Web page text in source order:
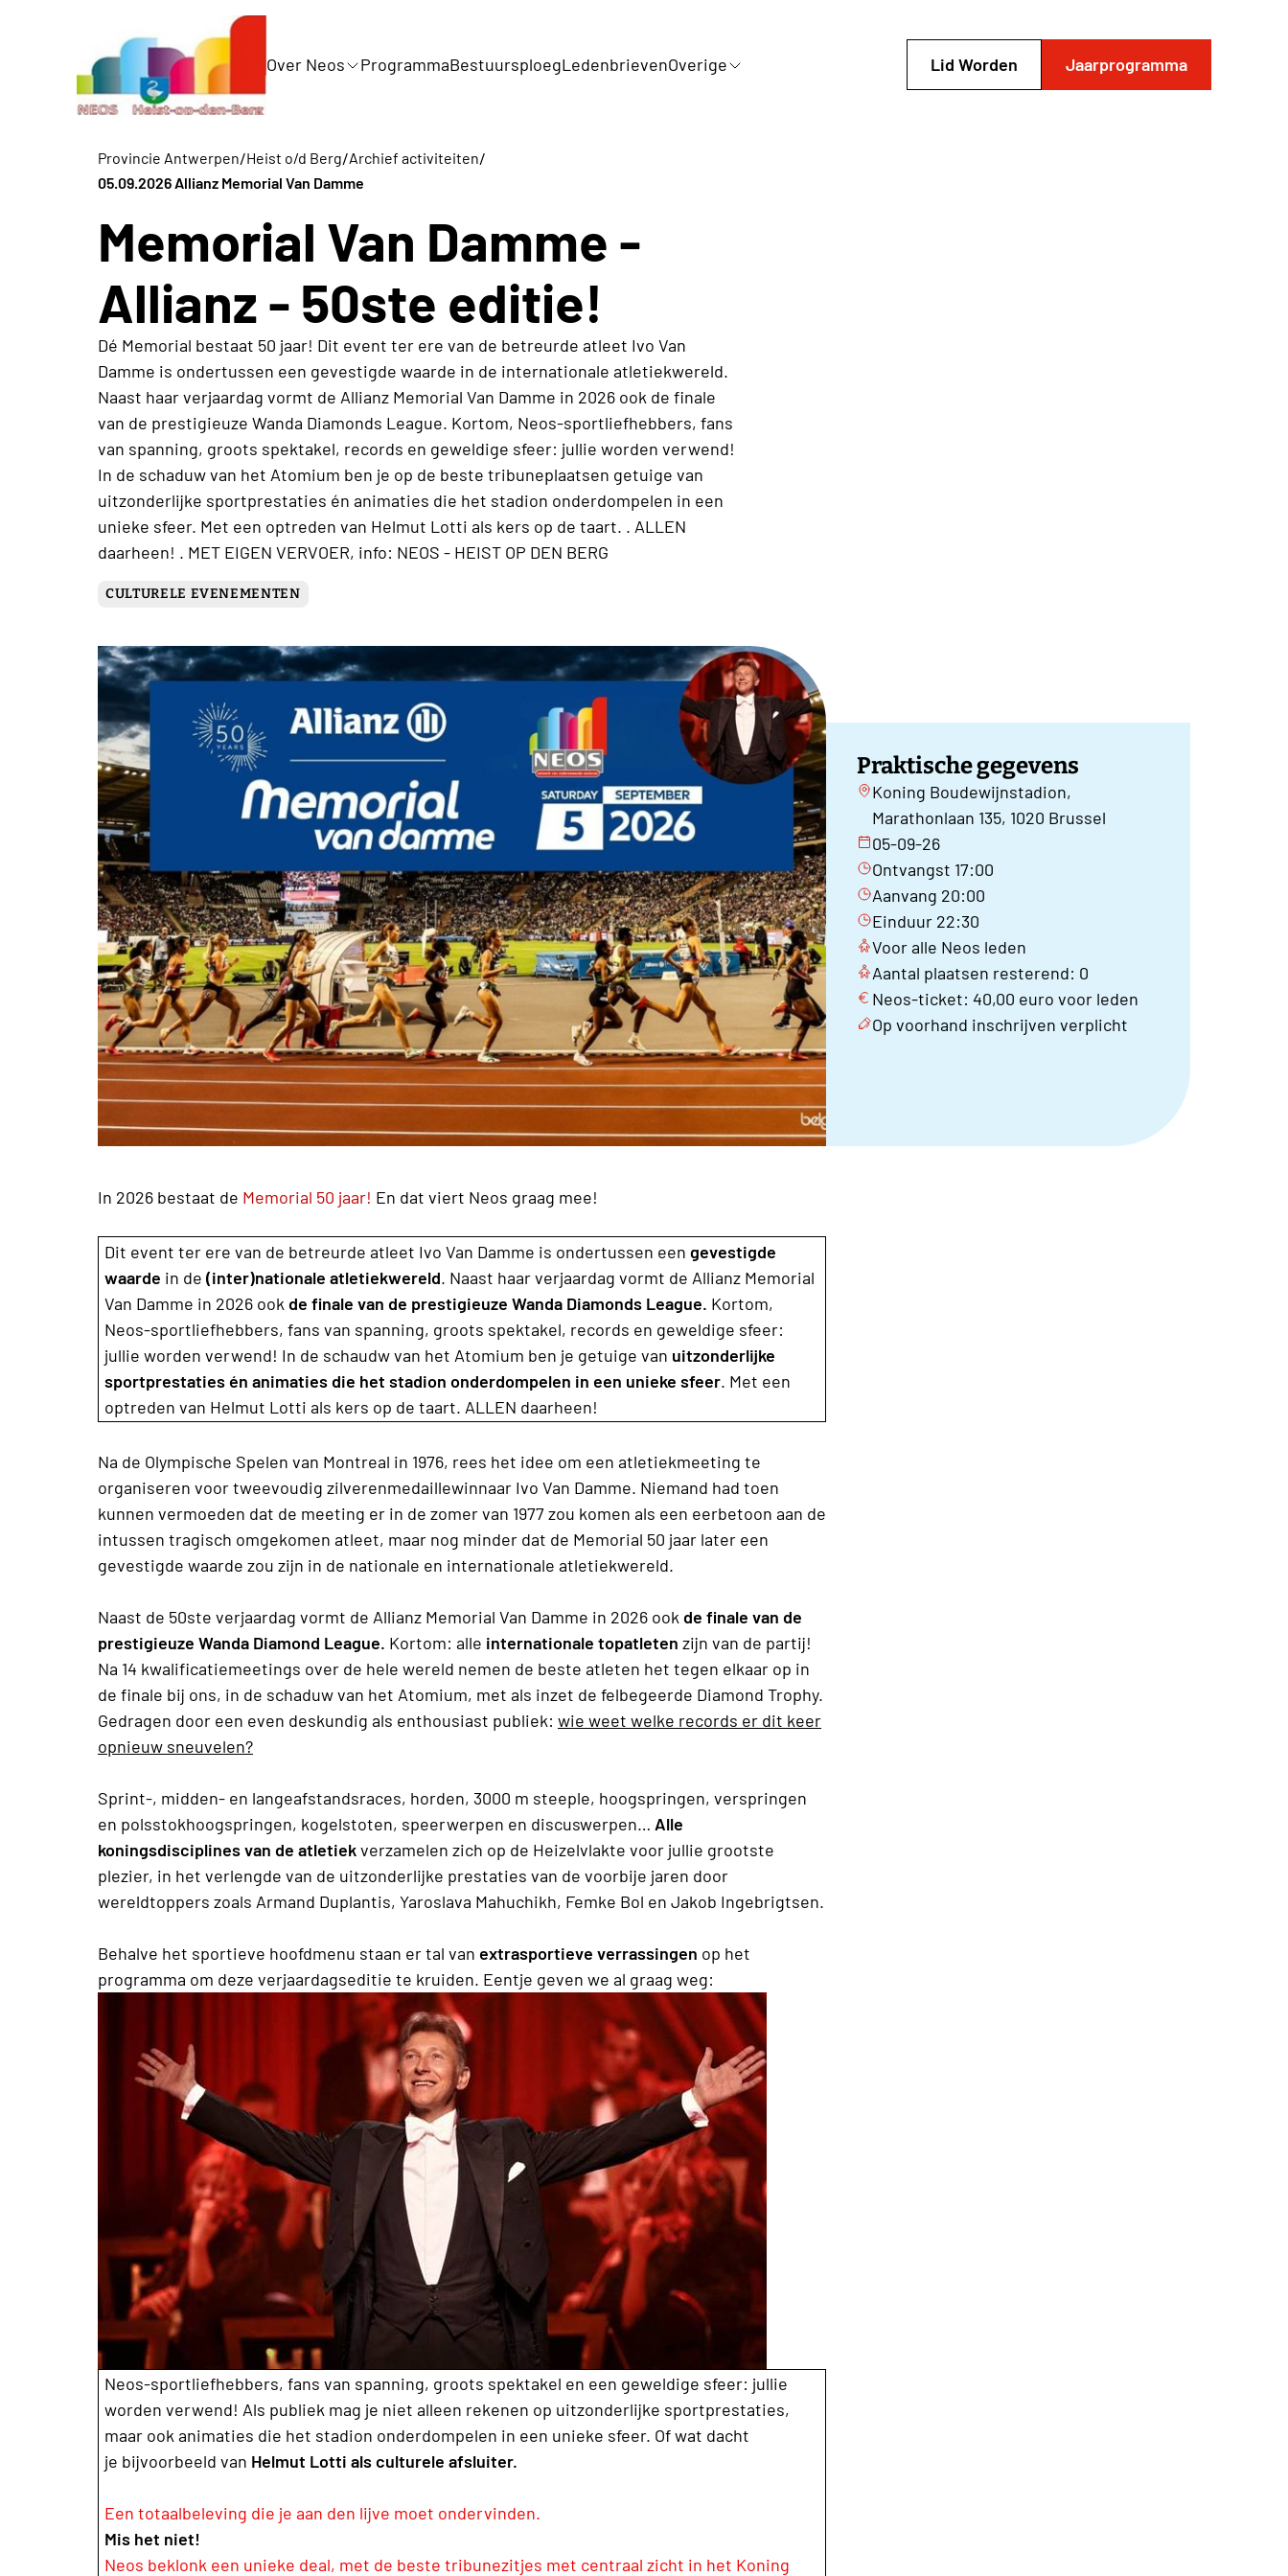
Over Neos ProgrammaBestuursploegLedenbrievenOverige Lid Worden Jaarprogramma
Provincie Antwerpen/Heist o/d Berg/Archief activiteiten/
05.09.2026 Allianz Memorial Van Damme
Memorial Van Damme -
Allianz - 50ste editie!
Dé Memorial bestaat 50 jaar! Dit event ter ere van de betreurde atleet Ivo Van
Damme is ondertussen een gevestigde waarde in de internationale atletiekwereld.
Naast haar verjaardag vormt de Allianz Memorial Van Damme in 2026 ook de finale
van de prestigieuze Wanda Diamonds League. Kortom, Neos-sportliefhebbers, fans
van spanning, groots spektakel, records en geweldige sfeer: jullie worden verwend!
In de schaduw van het Atomium ben je op de beste tribuneplaatsen getuige van
uitzonderlijke sportprestaties én animaties die het stadion onderdompelen in een
unieke sfeer. Met een optreden van Helmut Lotti als kers op de taart. . ALLEN
daarheen! . MET EIGEN VERVOER, info: NEOS - HEIST OP DEN BERG
CULTURELE EVENEMENTEN
Praktische gegevens
Koning Boudewijnstadion,
Marathonlaan 135, 1020 Brussel
05-09-26
Ontvangst 17:00
Aanvang 20:00
Einduur 22:30
Voor alle Neos leden
Aantal plaatsen resterend: 0
Neos-ticket: 40,00 euro voor leden
Op voorhand inschrijven verplicht
In 2026 bestaat de Memorial 50 jaar! En dat viert Neos graag mee!
Dit event ter ere van de betreurde atleet Ivo Van Damme is ondertussen een gevestigde
waarde in de (inter)nationale atletiekwereld. Naast haar verjaardag vormt de Allianz Memorial
Van Damme in 2026 ook de finale van de prestigieuze Wanda Diamonds League. Kortom,
Neos-sportliefhebbers, fans van spanning, groots spektakel, records en geweldige sfeer:
jullie worden verwend! In de schaudw van het Atomium ben je getuige van uitzonderlijke
sportprestaties én animaties die het stadion onderdompelen in een unieke sfeer. Met een
optreden van Helmut Lotti als kers op de taart. ALLEN daarheen!
Na de Olympische Spelen van Montreal in 1976, rees het idee om een atletiekmeeting te
organiseren voor tweevoudig zilverenmedaillewinnaar Ivo Van Damme. Niemand had toen
kunnen vermoeden dat de meeting er in de zomer van 1977 zou komen als een eerbetoon aan de
intussen tragisch omgekomen atleet, maar nog minder dat de Memorial 50 jaar later een
gevestigde waarde zou zijn in de nationale en internationale atletiekwereld.
Naast de 50ste verjaardag vormt de Allianz Memorial Van Damme in 2026 ook de finale van de
prestigieuze Wanda Diamond League. Kortom: alle internationale topatleten zijn van de partij!
Na 14 kwalificatiemeetings over de hele wereld nemen de beste atleten het tegen elkaar op in
de finale bij ons, in de schaduw van het Atomium, met als inzet de felbegeerde Diamond Trophy.
Gedragen door een even deskundig als enthousiast publiek: wie weet welke records er dit keer
opnieuw sneuvelen?
Sprint-, midden- en langeafstandsraces, horden, 3000 m steeple, hoogspringen, verspringen
en polsstokhoogspringen, kogelstoten, speerwerpen en discuswerpen… Alle
koningsdisciplines van de atletiekverzamelen zich op de Heizelvlakte voor jullie grootste
plezier, in het verlengde van de uitzonderlijke prestaties van de voorbije jaren door
wereldtoppers zoals Armand Duplantis, Yaroslava Mahuchikh, Femke Bol en Jakob Ingebrigtsen.
Behalve het sportieve hoofdmenu staan er tal van extrasportieve verrassingen op het
programma om deze verjaardagseditie te kruiden. Eentje geven we al graag weg:
Neos-sportliefhebbers, fans van spanning, groots spektakel en een geweldige sfeer: jullie
worden verwend! Als publiek mag je niet alleen rekenen op uitzonderlijke sportprestaties,
maar ook animaties die het stadion onderdompelen in een unieke sfeer. Of wat dacht
je bijvoorbeeld van Helmut Lotti als culturele afsluiter.
Een totaalbeleving die je aan den lijve moet ondervinden.
Mis het niet!
Neos beklonk een unieke deal, met de beste tribunezitjes met centraal zicht in het Koning